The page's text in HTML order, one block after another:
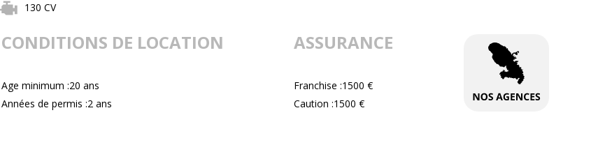
130 CV
CONDITIONS DE LOCATION
Age minimum :20 ans
Années de permis :2 ans
ASSURANCE
Franchise :1500 €
Caution :1500 €